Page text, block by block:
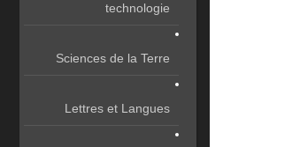
technologie
Sciences de la Terre
Lettres et Langues